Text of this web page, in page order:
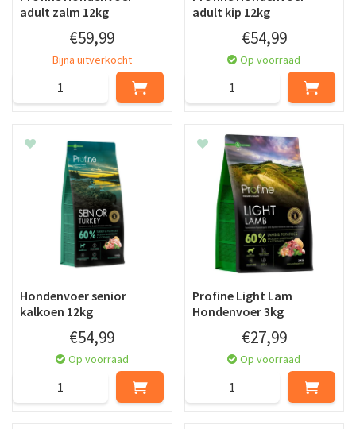
adult zalm 12kg
€59,99
Bijna uitverkocht
adult kip 12kg
€54,99
Op voorraad
Hondenvoer senior
kalkoen 12kg
€54,99
Op voorraad
Profine Light Lam
Hondenvoer 3kg
€27,99
Op voorraad